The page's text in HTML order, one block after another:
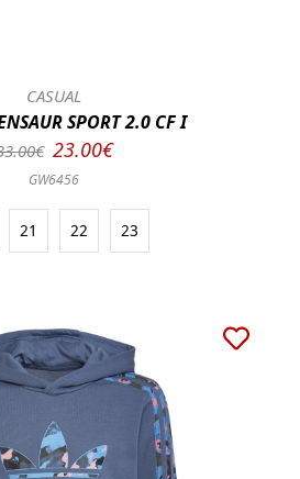
CASUAL
SPORT 2.0 CF I
23.00€
GW6456
21 22 23